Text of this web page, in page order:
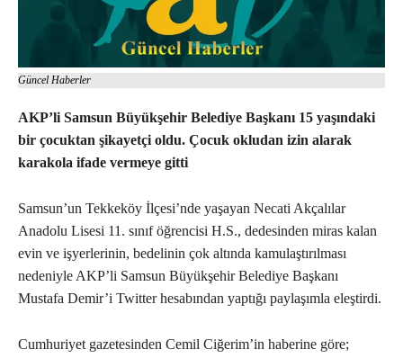
Güncel Haberler
AKP’li Samsun Büyükşehir Belediye Başkanı 15 yaşındaki
bir çocuktan şikayetçi oldu. Çocuk okludan izin alarak
karakola ifade vermeye gitti
Samsun’un Tekkeköy İlçesi’nde yaşayan Necati Akçalılar
Anadolu Lisesi 11. sınıf öğrencisi H.S., dedesinden miras kalan
evin ve işyerlerinin, bedelinin çok altında kamulaştırılması
nedeniyle AKP’li Samsun Büyükşehir Belediye Başkanı
Mustafa Demir’i Twitter hesabından yaptığı paylaşımla eleştirdi.
Cumhuriyet gazetesinden Cemil Ciğerim’in haberine göre;